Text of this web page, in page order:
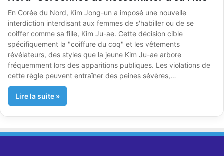
En Corée du Nord, Kim Jong-un a imposé une nouvelle
interdiction interdisant aux femmes de s'habiller ou de se
coiffer comme sa fille, Kim Ju-ae. Cette décision cible
spécifiquement la "coiffure du coq" et les vêtements
révélateurs, des styles que la jeune Kim Ju-ae arbore
fréquemment lors des apparitions publiques. Les violations de
cette règle peuvent entraîner des peines sévères,…
Lire la suite »